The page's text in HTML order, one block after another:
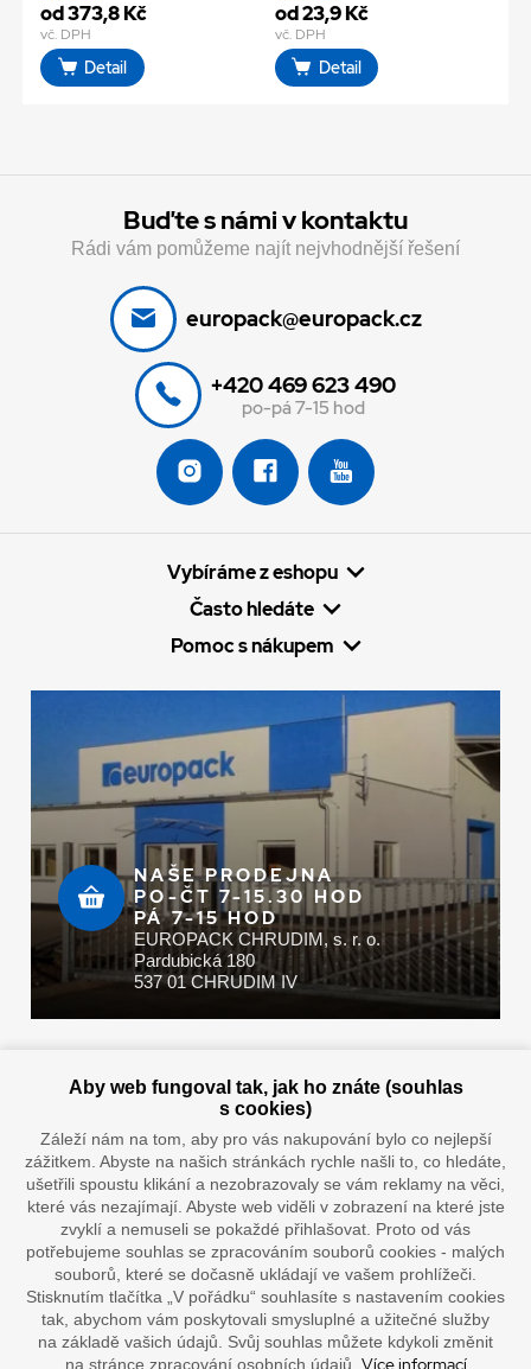
od 373,8 Kč
vč. DPH
Detail
od 23,9 Kč
vč. DPH
Detail
Buďte s námi v kontaktu
Rádi vám pomůžeme najít nejvhodnější řešení
europack@europack.cz
+420 469 623 490
po-pá 7-15 hod
Vybíráme z eshopu
Často hledáte
Pomoc s nákupem
NAŠE PRODEJNA
PO-ČT 7-15.30 HOD
PÁ 7-15 HOD
EUROPACK CHRUDIM, s. r. o.
Pardubická 180
537 01 CHRUDIM IV
Doprava vaším oblíbeným dopravcem
Aby web fungoval tak, jak ho znáte (souhlas
s cookies)
Záleží nám na tom, aby pro vás nakupování bylo co nejlepší
zážitkem. Abyste na našich stránkách rychle našli to, co hledáte,
ušetřili spoustu klikání a nezobrazovaly se vám reklamy na věci,
které vás nezajímají. Abyste web viděli v zobrazení na které jste
zvyklí a nemuseli se pokaždé přihlašovat. Proto od vás
potřebujeme souhlas se zpracováním souborů cookies - malých
souborů, které se dočasně ukládají ve vašem prohlížeči.
Stisknutím tlačítka „V pořádku“ souhlasíte s nastavením cookies
tak, abychom vám poskytovali smysluplné a užitečné služby
na základě vašich údajů. Svůj souhlas můžete kdykoli změnit
na stránce zpracování osobních údajů. Více informací